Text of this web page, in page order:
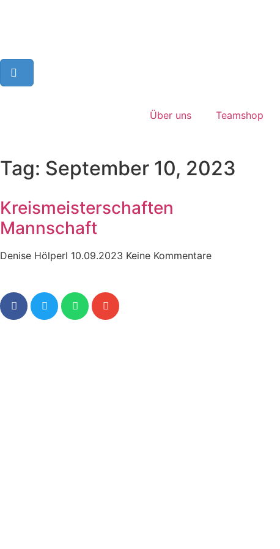
Über uns Teamshop
Tag: September 10, 2023
Kreismeisterschaften
Mannschaft
Denise Hölperl 10.09.2023 Keine Kommentare